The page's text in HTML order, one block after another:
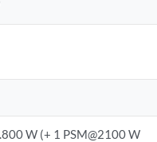
W (+ 1 PSM@2100 W